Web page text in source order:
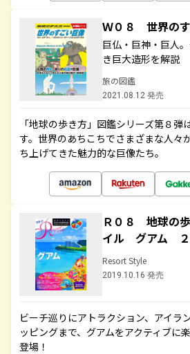
Ｗ０８ 世界の
巨仏・巨神・巨人
き巨大造形を解説
旅の図鑑
2021.08.12 発売
「地球の歩き方」図鑑シリーズ第８
す。世界のあちこちでさまざまな人々
ち上げてきた魅力的な巨像たち。
Ｒ０８ 地球の
イル グアム ２
Resort Style
2019.10.16 発売
ビーチ巡りにアトラクション、アイラ
ッピングまで、グアムをアクティブに
登場！